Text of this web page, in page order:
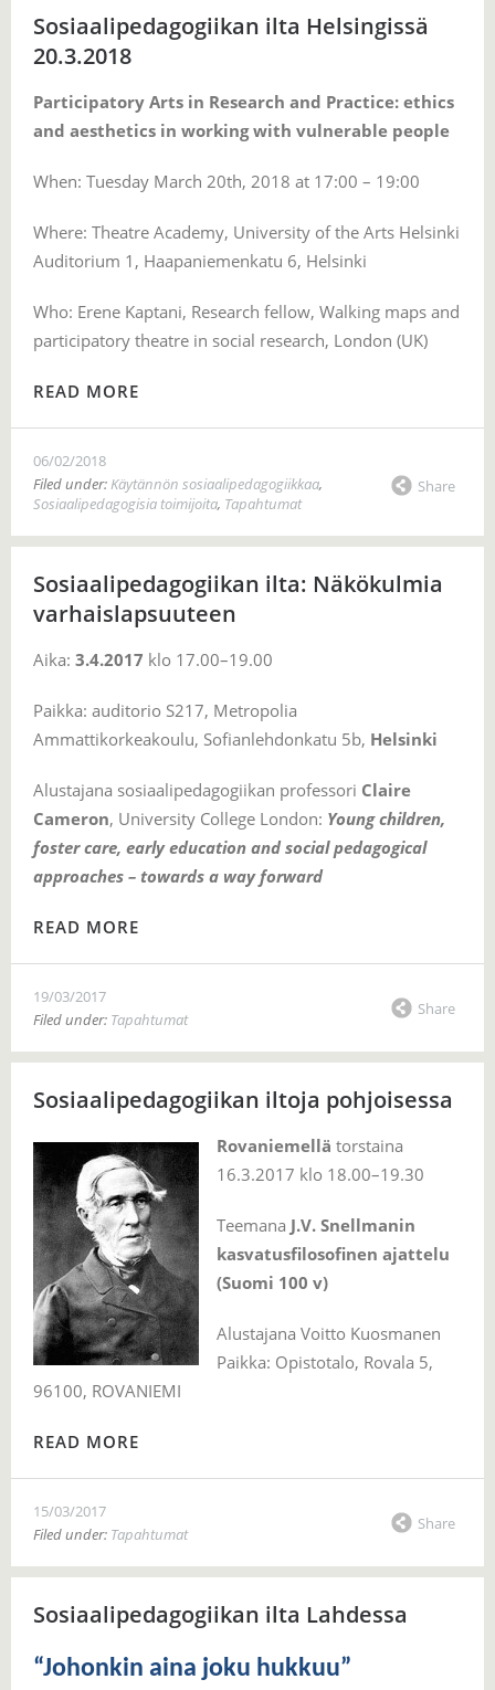
Sosiaalipedagogiikan ilta Helsingissä
20.3.2018
Participatory Arts in Research and Practice: ethics
and aesthetics in working with vulnerable people
When: Tuesday March 20th, 2018 at 17:00 – 19:00
Where: Theatre Academy, University of the Arts Helsinki
Auditorium 1, Haapaniemenkatu 6, Helsinki
Who: Erene Kaptani, Research fellow, Walking maps and
participatory theatre in social research, London (UK)
READ MORE
06/02/2018
Filed under:Käytännön sosiaalipedagogiikkaa,
Sosiaalipedagogisia toimijoita, Tapahtumat
Share
Sosiaalipedagogiikan ilta: Näkökulmia
varhaislapsuuteen
Aika: 3.4.2017 klo 17.00–19.00
Paikka: auditorio S217, Metropolia
Ammattikorkeakoulu, Sofianlehdonkatu 5b, Helsinki
Alustajana sosiaalipedagogiikan professori Claire
Cameron, University College London: Young children,
foster care, early education and social pedagogical
approaches – towards a way forward
READ MORE
19/03/2017
Filed under: Tapahtumat
Share
Sosiaalipedagogiikan iltoja pohjoisessa
Rovaniemellä torstaina
16.3.2017 klo 18.00–19.30
Teemana J.V. Snellmanin
kasvatusfilosofinen ajattelu
(Suomi 100 v)
Alustajana Voitto Kuosmanen
Paikka: Opistotalo, Rovala 5,
96100, ROVANIEMI
READ MORE
15/03/2017
Filed under: Tapahtumat
Share
Sosiaalipedagogiikan ilta Lahdessa
“Johonkin aina joku hukkuu”